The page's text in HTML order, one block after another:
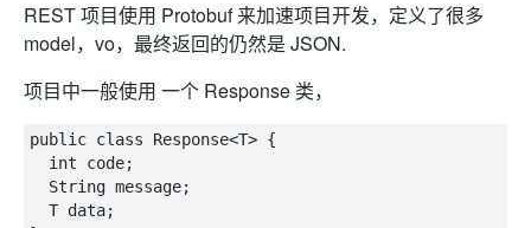
REST 项目使用 Protobuf 来加速项目开发，定义了很多
model，vo，最终返回的仍然是 JSON.
项目中一般使用 一个 Response 类，
public class Response<T> {
  T data;